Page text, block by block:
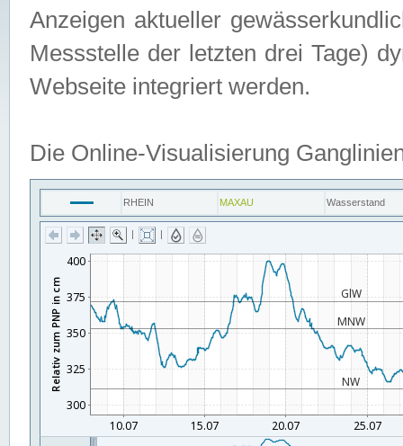
Anzeigen aktueller
Messstelle der letzten drei Tage)
Webseite integriert werden.
Die Online-Visualisierung